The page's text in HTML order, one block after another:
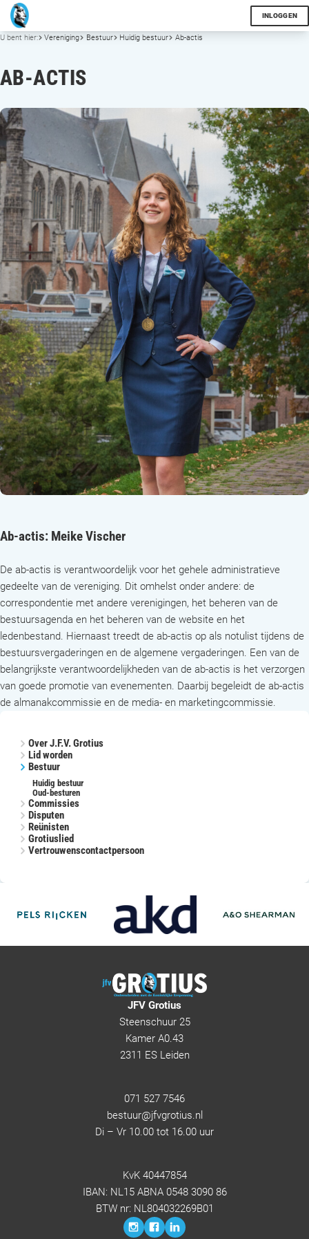
INLOGGEN
U bent hier: Vereniging Bestuur Huidig bestuur Ab-actis
AB-ACTIS
Ab-actis: Meike Vischer
De ab-actis is verantwoordelijk voor het gehele administratieve
gedeelte van de vereniging. Dit omhelst onder andere: de
correspondentie met andere verenigingen, het beheren van de
bestuursagenda en het beheren van de website en het
ledenbestand. Hiernaast treedt de ab-actis op als notulist tijdens de
bestuursvergaderingen en de algemene vergaderingen. Een van de
belangrijkste verantwoordelijkheden van de ab-actis is het verzorgen
van goede promotie van evenementen. Daarbij begeleidt de ab-actis
de almanakcommissie en de media- en marketingcommissie.
Over J.F.V. Grotius
Lid worden
Bestuur
Huidig bestuur
Oud-besturen
Commissies
Disputen
Reünisten
Grotiuslied
Vertrouwenscontactpersoon
JFV Grotius
Steenschuur 25
Kamer A0.43
2311 ES Leiden
071 527 7546
bestuur@jfvgrotius.nl
Di – Vr 10.00 tot 16.00 uur
KvK 40447854
IBAN: NL15 ABNA 0548 3090 86
BTW nr: NL804032269B01